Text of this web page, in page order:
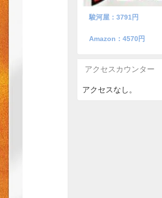
駿河屋：3791円
Amazon：4570円
アクセスカウンター
アクセスなし。